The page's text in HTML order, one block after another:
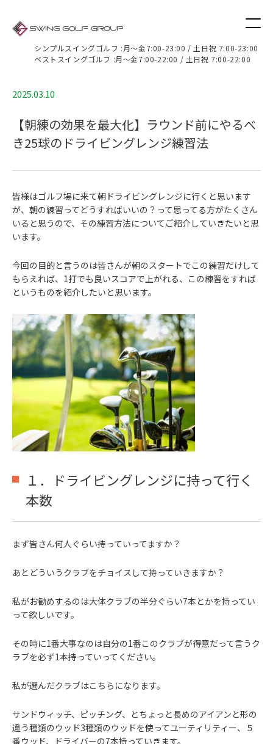
シンプルスイングゴルフ :月〜金7:00-23:00 / 土日祝 7:00-23:00
ベストスイングゴルフ :月〜金7:00-22:00 / 土日祝 7:00-22:00
ブログ
2025.03.10
【朝練の効果を最大化】ラウンド前にやるべ
き25球のドライビングレンジ練習法
皆様はゴルフ場に来て朝ドライビングレンジに行くと思います
が、朝の練習ってどうすればいいの？って思ってる方がたくさん
いると思うので、その練習方法についてご紹介していきたいと思
います。
今回の目的と言うのは皆さんが朝のスタートでこの練習だけして
もらえれば、1打でも良いスコアで上がれる、この練習をすれば
というものを紹介したいと思います。
１．ドライビングレンジに持って行く
本数
まず皆さん何人ぐらい持っていってますか？
あとどういうクラブをチョイスして持っていきますか？
私がお勧めするのは大体クラブの半分ぐらい7本とかを持ってい
って欲しいです。
その時に1番大事なのは自分の1番このクラブが得意だって言うク
ラブを必ず1本持っていってください。
私が選んだクラブはこちらになります。
サンドウィッチ、ピッチング、とちょっと長めのアイアンと形の
違う種類のウッド3種類のウッドを使ってユーティリティー、５
番ウッド、ドライバーの7本持っていきます。